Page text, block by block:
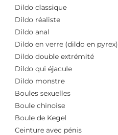
Dildo classique
Dildo réaliste
Dildo anal
Dildo en verre (dildo en pyrex)
Dildo double extrémité
Dildo qui éjacule
Dildo monstre
Boules sexuelles
Boule chinoise
Boule de Kegel
Ceinture avec pénis